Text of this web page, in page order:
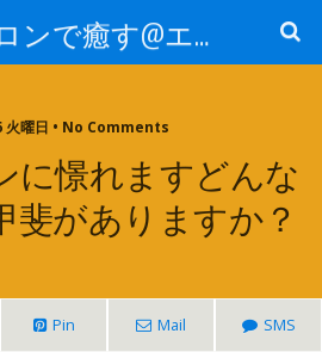
エステサロンで癒す@エステ～全国エステ情報
火曜日 • No Comments
に憬れますどんな
斐がありますか？
Pin Mail SMS